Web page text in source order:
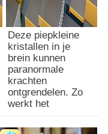
Deze piepkleine
kristallen in je
brein kunnen
paranormale
krachten
ontgrendelen. Zo
werkt het